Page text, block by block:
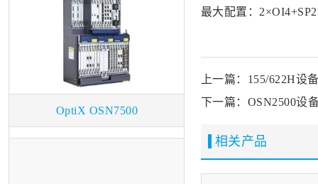
OptiX OSN7500
最大配置：
上一篇：155/622H设
下一篇：OSN2500设
相关产品